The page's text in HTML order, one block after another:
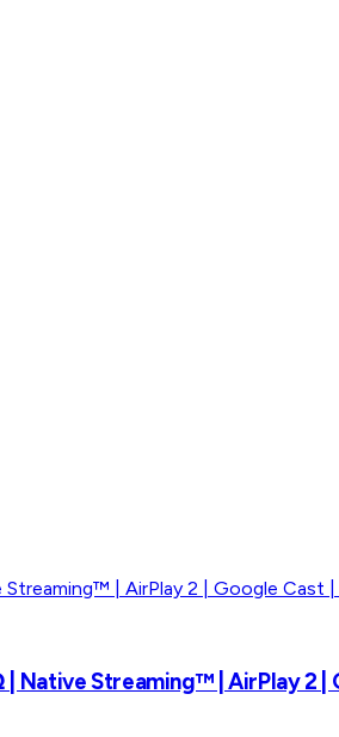
Native Streaming™ | AirPlay 2